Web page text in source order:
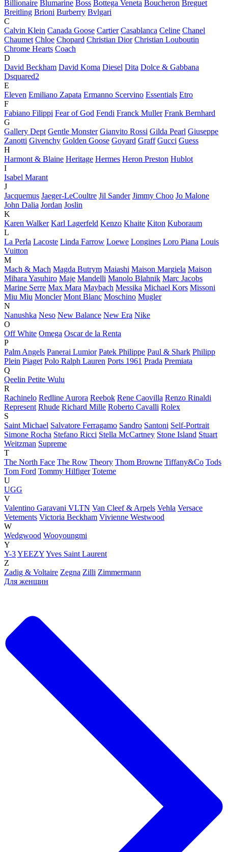
Billionaire Blumarine Boss Bottega Veneta Boucheron Breguet
Breitling Brioni Burberry Bvlgari
C
Calvin Klein Canada Goose Cartier Casablanca Celine Chanel
Chaumet Chloe Chopard Christian Dior Christian Louboutin
Chrome Hearts Coach
D
David Beckham David Koma Diesel Dita Dolce & Gabbana
Dsquared2
E
Eleven Emiliano Zapata Ermanno Scervino Essentials Etro
F
Fabiano Filippi Fear of God Fendi Franck Muller Frank Bernhard
G
Gallery Dept Gentle Monster Gianvito Rossi Gilda Pearl Giuseppe
Zanotti Givenchy Golden Goose Goyard Graff Gucci Guess
H
Harmont & Blaine Heritage Hermes Heron Preston Hublot
I
Isabel Marant
J
Jacquemus Jaeger-LeCoultre Jil Sander Jimmy Choo Jo Malone
John Dalia Jordan Joslin
K
Karen Walker Karl Lagerfeld Kenzo Khaite Kiton Kuboraum
L
La Perla Lacoste Linda Farrow Loewe Longines Loro Piana Louis
Vuitton
M
Mach & Mach Magda Butrym Maiashi Maison Margiela Maison
Mihara Yasuhiro Maje Mandelli Manolo Blahnik Marc Jacobs
Marine Serre Max Mara Maybach Messika Michael Kors Missoni
Miu Miu Moncler Mont Blanc Moschino Mugler
N
Nanushka Neso New Balance New Era Nike
O
Off White Omega Oscar de la Renta
P
Palm Angels Panerai Lumior Patek Philippe Paul & Shark Philipp
Plein Piaget Polo Ralph Lauren Ports 1961 Prada Premiata
Q
Qeelin Petite Wulu
R
Rachinelo Redline Aurora Reebok Rene Caovilla Renzo Rinaldi
Represent Rhude Richard Mille Roberto Cavalli Rolex
S
Saint Michael Salvatore Ferragamo Sandro Santoni Self-Portrait
Simone Rocha Stefano Ricci Stella McCartney Stone Island Stuart
Weitzman Supreme
T
The North Face The Row Theory Thom Browne Tiffany&Co Tods
Tom Ford Tommy Hilfiger Toteme
U
UGG
V
Valentino Garavani VLTN Van Cleef & Arpels Vehla Versace
Vetements Victoria Beckham Vivienne Westwood
W
Wedgwood Wooyoungmi
Y
Y-3YEEZYYves Saint Laurent
Z
Zadig & Voltaire Zegna Zilli Zimmermann
Для женщин